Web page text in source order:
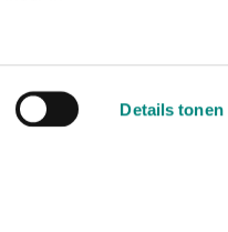
Details tonen